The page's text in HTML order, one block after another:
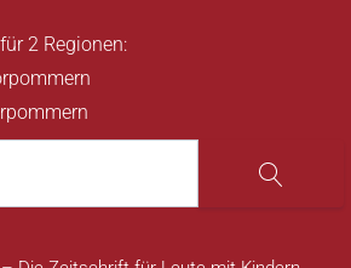
2 Regionen:
Suche